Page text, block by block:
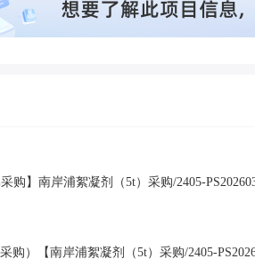
采购】南岸浦絮凝剂（5t）采购/2405-
采购）【南岸浦絮凝剂（5t）采购/2405-